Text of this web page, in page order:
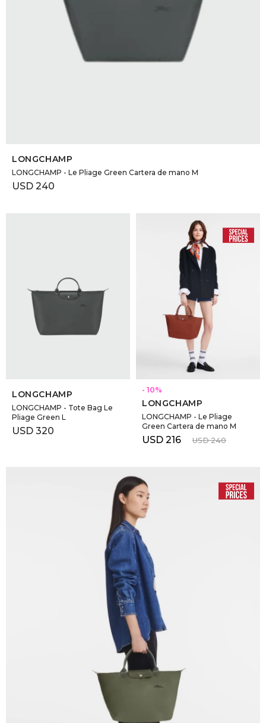
LONGCHAMP
LONGCHAMP - Le Pliage Green Cartera de mano M
USD 240
LONGCHAMP
LONGCHAMP - Tote Bag Le
Pliage Green L
USD 320
SELECCIONAR TALLE
10
LONGCHAMP
LONGCHAMP - Le Pliage
Green Cartera de mano M
USD 216 USD 240